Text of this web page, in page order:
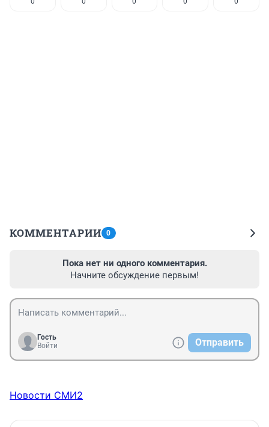
КОММЕНТАРИИ 0
Пока нет ни одного комментария.
Начните обсуждение первым!
Гость
Войти
Отправить
Новости СМИ2